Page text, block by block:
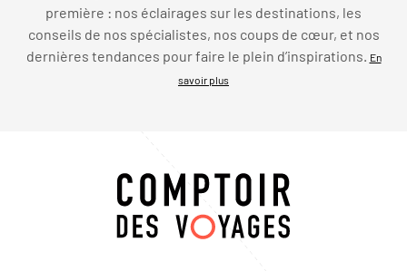
première : nos éclairages sur les destinations, les
conseils de nos spécialistes, nos coups de cœur, et nos
dernières tendances pour faire le plein d’inspirations.
En
savoir plus